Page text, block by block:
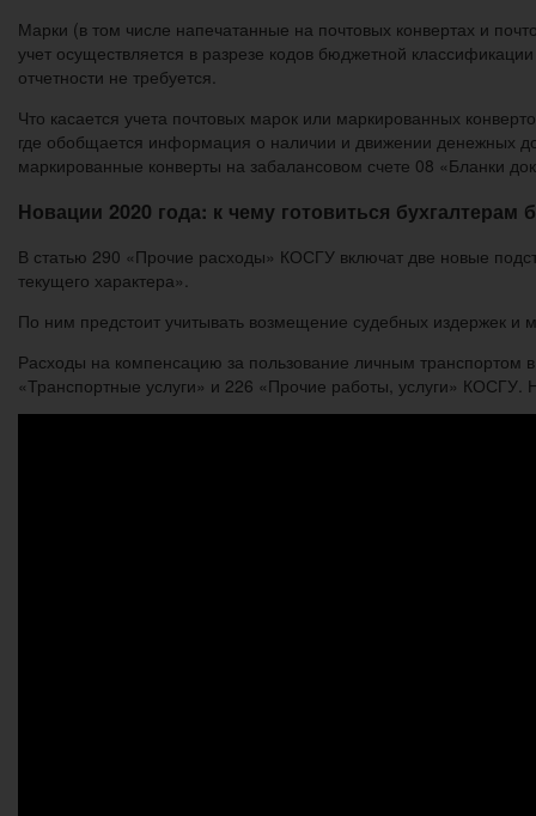
Марки (в том числе напечатанные на почтовых конвертах и
учет осуществляется в разрезе кодов бюджетной
отчетности не требуется.
Что касается учета почтовых марок или маркированных
где обобщается информация о наличии и движении денежных
маркированные конверты на забалансовом счете 08 «Бланки
Новации 2020 года: к чему готовиться
В статью 290 «Прочие расходы» КОСГУ включат две новые
текущего характера».
По ним предстоит учитывать возмещение судебных издержек
Расходы на компенсацию за пользование личным транспортом
«Транспортные услуги» и 226 «Прочие работы, услуги»